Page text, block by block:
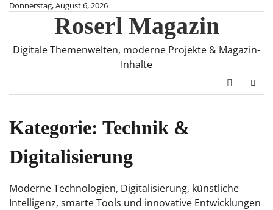
SkipDonnerstag, August 6, 2026
Roserl Magazin
Digitale Themenwelten, moderne Projekte & Magazin-
Inhalte
Kategorie: Technik &
Digitalisierung
Moderne Technologien, Digitalisierung, künstliche
Intelligenz, smarte Tools und innovative Entwicklungen